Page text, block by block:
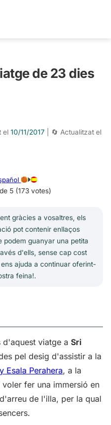
de 23 dies
el 10/11/2017 | 🔄 Actualitzat el
5 (173 votes)
gràcies a vosaltres, els
pot contenir enllaços
podem guanyar una petita
d'ells, sense cap cost
ajuda a continuar oferint-
feina!.
viatge a Sri
pel desig d'assistir a la
Esala Perahera, a la
fer una immersió en
de l'illa, per la qual